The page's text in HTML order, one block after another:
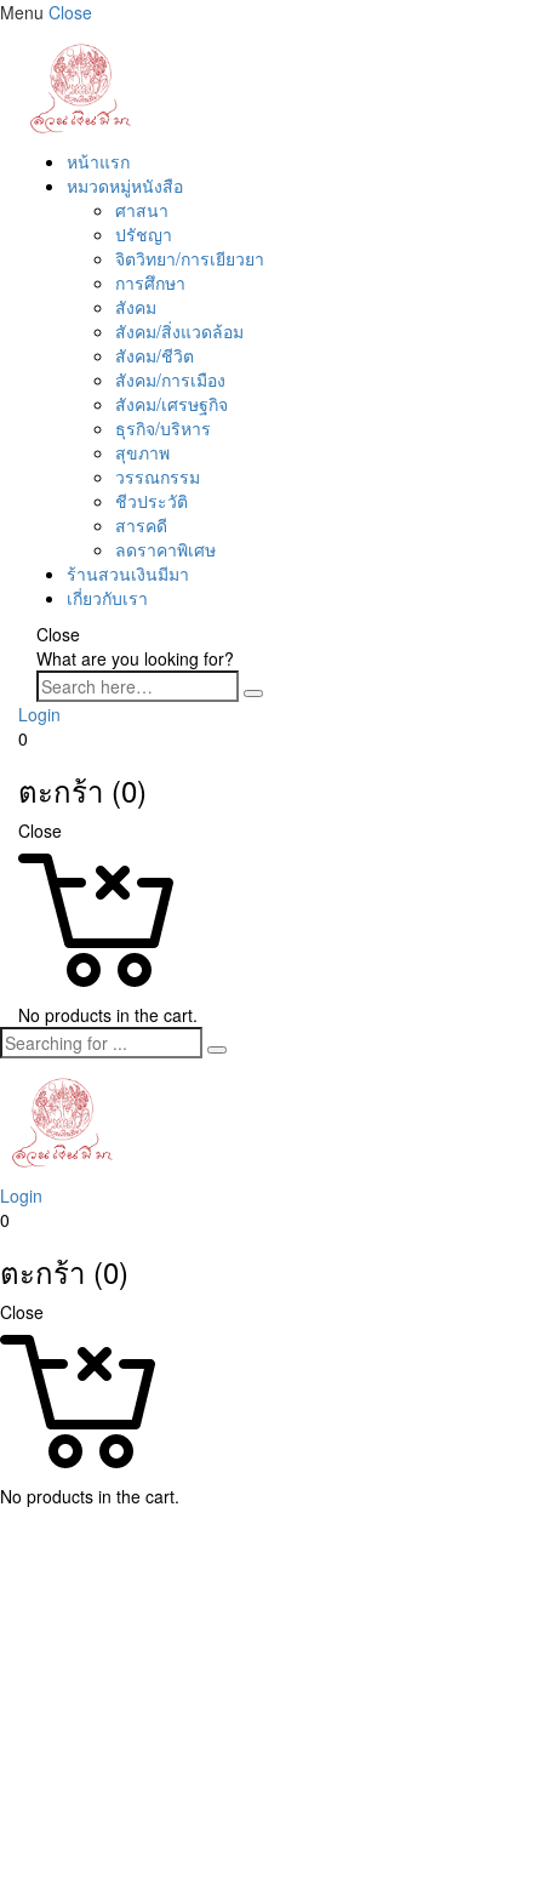
Menu Close
หน้าแรก
หมวดหมู่หนังสือ
ศาสนา
ปรัชญา
จิตวิทยา/การเยียวยา
การศึกษา
สังคม
สังคม/สิ่งแวดล้อม
สังคม/ชีวิต
สังคม/การเมือง
สังคม/เศรษฐกิจ
ธุรกิจ/บริหาร
สุขภาพ
วรรณกรรม
ชีวประวัติ
สารคดี
ลดราคาพิเศษ
ร้านสวนเงินมีมา
เกี่ยวกับเรา
Close
What are you looking for?
Login
0
ตะกร้า (0)
Close
No products in the cart.
Login
0
ตะกร้า (0)
Close
No products in the cart.